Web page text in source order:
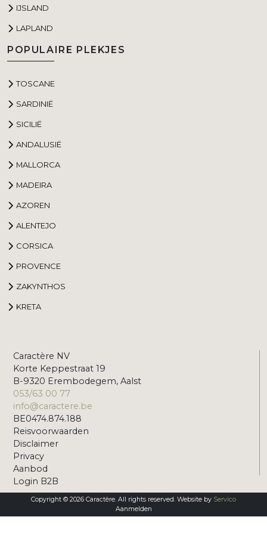
IJSLAND
LAPLAND
POPULAIRE PLEKJES
TOSCANE
SARDINIË
SICILIË
ANDALUSIË
MALLORCA
MADEIRA
AZOREN
ALENTEJO
CORSICA
PROVENCE
ZAKYNTHOS
KRETA
Caractère NV
Korte Keppestraat 19
B-9320 Erembodegem, Aalst
053/63 00 77
info@caractere.be
BE0474.874.188
Reisvoorwaarden
Disclaimer
Privacy
Aanbod
Login B2B
Copyright © 2026 Caractère. All rights reserved. Website by Servico
Aanmelden